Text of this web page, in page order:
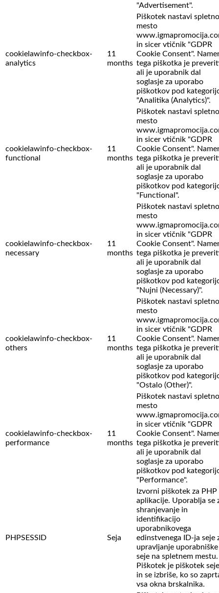
"Advertisement".
cookielawinfo-checkbox-
analytics
11
months
Piškotek nastavi spletno
mesto
in sicer vtičnik "GDPR
Cookie Consent".
tega piškotka je
ali je uporabnik dal
soglasje za uporabo
piškotkov pod
"Analitika (Analytics)".
cookielawinfo-checkbox-
functional
11
months
Piškotek nastavi spletno
mesto
in sicer vtičnik "GDPR
Cookie Consent".
tega piškotka je
ali je uporabnik dal
soglasje za uporabo
piškotkov pod
"Functional".
cookielawinfo-checkbox-
necessary
11
months
Piškotek nastavi spletno
mesto
in sicer vtičnik "GDPR
Cookie Consent".
tega piškotka je
ali je uporabnik dal
soglasje za uporabo
piškotkov pod
"Nujni (Necessary)".
cookielawinfo-checkbox-
others
11
months
Piškotek nastavi spletno
mesto
in sicer vtičnik "GDPR
Cookie Consent".
tega piškotka je
ali je uporabnik dal
soglasje za uporabo
piškotkov pod
"Ostalo (Other)".
cookielawinfo-checkbox-
performance
11
months
Piškotek nastavi spletno
mesto
in sicer vtičnik "GDPR
Cookie Consent".
tega piškotka je
ali je uporabnik dal
soglasje za uporabo
piškotkov pod
"Performance".
PHPSESSID Seja
Izvorni piškotek za PHP
aplikacije. Uporablja se
shranjevanje in
identifikacijo
uporabnikovega
edinstvenega ID-ja seje
upravljanje uporabniške
seje na spletnem mestu.
Piškotek je piškotek seje
in se izbriše, ko so
vsa okna brskalnika.